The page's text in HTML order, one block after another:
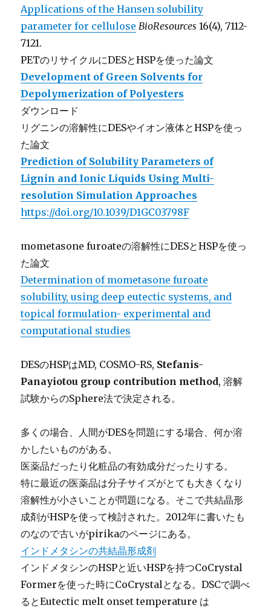
Applications of the Hansen solubility
parameter for cellulose BioResources16(4), 7112-
7121.
PETのリサイクルにDESとHSPを使った論文
Development of Green Solvents for
Depolymerization of Polyesters
ダウンロード
リグニンの溶解性にDESやイオン液体とHSPを使っ
た論文
Prediction of Solubility Parameters of
Lignin and Ionic Liquids Using Multi-
resolution Simulation Approaches
https://doi.org/10.1039/D1GC03798F
mometasone furoateの溶解性にDESとHSPを使っ
た論文
Determination of mometasone furoate
solubility, using deep eutectic systems, and
topical formulation- experimental and
computational studies
DESのHSPはMD, COSMO-RS, Stefanis-
Panayiotou group contribution method, 溶解
試験からのSphere法で決定される。
多くの場合、人間がDESを問題にする場合、何か溶
かしたいものがある。
医薬品だったり化粧品の有効成分だったりする。
特に最近の医薬品は分子サイズがとても大きくなり
溶解性が小さいことが問題になる。そこで共結晶形
成剤がHSPを使って検討された。2012年に書いたも
のなので古いがpirikaのページにある。
インドメタシンの共結晶形成剤
インドメタシンのHSPと近いHSPを持つCoCrystal
Formerを使った時にCoCrystalとなる。DSCで調べ
るとEutectic melt onset temperature は